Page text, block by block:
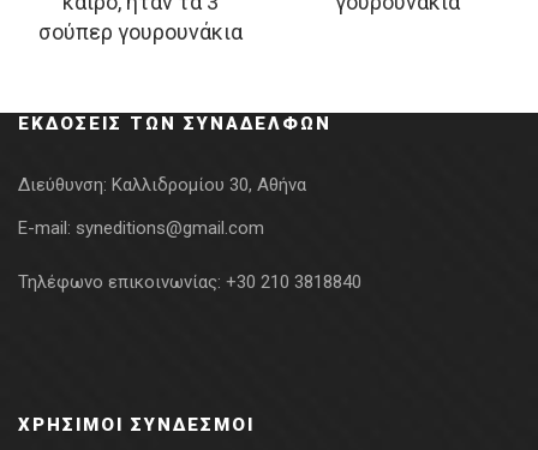
σούπερ γουρουνάκια
was:
12.99€.
τιμή
είναι:
was: τιμή
ΕΚΔΌΣΕΙΣ ΤΩΝ ΣΥΝΑΔΈΛΦΩΝ
Διεύθυνση: Καλλιδρομίου 30, Αθήνα
E-mail: syneditions@gmail.com
Τηλέφωνο επικοινωνίας: +30 210 3818840
ΧΡΉΣΙΜΟΙ ΣΎΝΔΕΣΜΟΙ